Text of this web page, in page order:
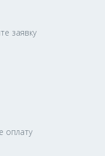
заявку
оплату